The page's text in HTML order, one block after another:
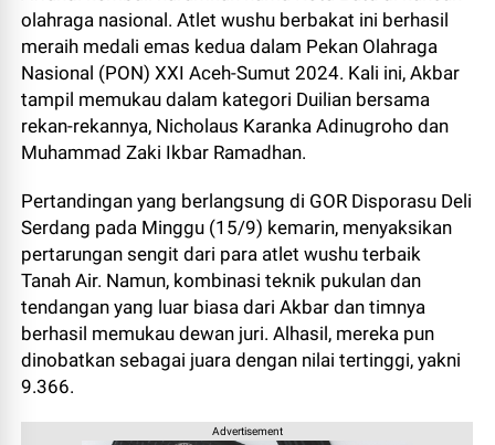
olahraga nasional. Atlet wushu berbakat ini berhasil
meraih medali emas kedua dalam Pekan Olahraga
Nasional (PON) XXI Aceh-Sumut 2024. Kali ini, Akbar
tampil memukau dalam kategori Duilian bersama
rekan-rekannya, Nicholaus Karanka Adinugroho dan
Muhammad Zaki Ikbar Ramadhan.
Pertandingan yang berlangsung di GOR Disporasu Deli
Serdang pada Minggu (15/9) kemarin, menyaksikan
pertarungan sengit dari para atlet wushu terbaik
Tanah Air. Namun, kombinasi teknik pukulan dan
tendangan yang luar biasa dari Akbar dan timnya
berhasil memukau dewan juri. Alhasil, mereka pun
dinobatkan sebagai juara dengan nilai tertinggi, yakni
9.366.
Advertisement